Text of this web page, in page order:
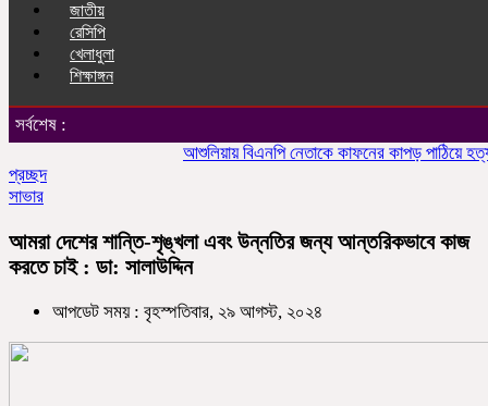
জাতীয়
রেসিপি
খেলাধুলা
শিক্ষাঙ্গন
সর্বশেষ :
আশুলিয়ায় বিএনপি নেতাকে কাফনের কাপড় পাঠিয়ে হত্যার
প্রচ্ছদ
সাভার
আমরা দেশের শান্তি-শৃঙ্খলা এবং উন্নতির জন্য আন্তরিকভাবে কাজ
করতে চাই : ডা: সালাউদ্দিন
আপডেট সময় : বৃহস্পতিবার, ২৯ আগস্ট, ২০২৪